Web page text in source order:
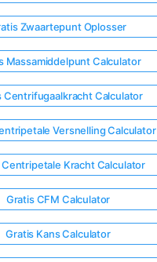
Zwaartepunt Oplosser
Massamiddelpunt Calculator
Centrifugaalkracht Calculator
Versnelling Calculator
Kracht Calculator
Gratis CFM Calculator
Gratis Kans Calculator